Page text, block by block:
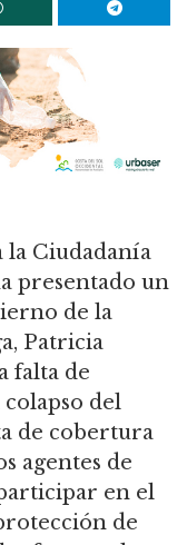
la Ciudadanía
presentado un
de la
Patricia
falta de
del
de cobertura
agentes de
en el
de